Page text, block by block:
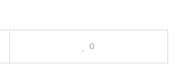
0